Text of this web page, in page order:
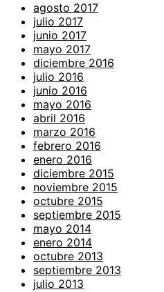
agosto 2017
julio 2017
junio 2017
mayo 2017
diciembre 2016
julio 2016
junio 2016
mayo 2016
abril 2016
marzo 2016
febrero 2016
enero 2016
diciembre 2015
noviembre 2015
octubre 2015
septiembre 2015
mayo 2014
enero 2014
octubre 2013
septiembre 2013
julio 2013